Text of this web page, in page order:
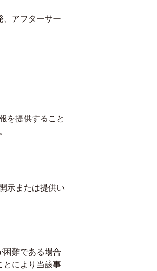
、アフターサー
を提供すること
示または提供い
困難である場合
とにより当該事